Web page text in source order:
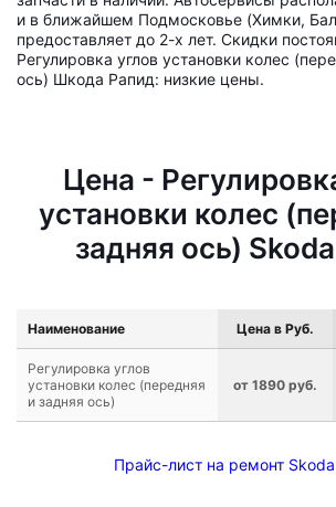
и в ближайшем Подмосковье (Химки,
предоставляет до 2-х лет. Скидки
Регулировка углов установки колес
ось) Шкода Рапид: низкие цены.
Цена -
установки колес
задняя ось)
Наименование Цена в Руб.
Регулировка углов
установки колес (передняя
и задняя ось)
от 1890 руб.
Прайс-лист на ремонт